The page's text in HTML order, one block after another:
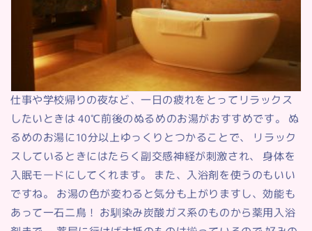
仕事や学校帰りの夜など、一日の疲れをとってリラックス
したいときは 40℃前後のぬるめのお湯がおすすめです。 ぬ
るめのお湯に10分以上ゆっくりとつかることで、 リラック
スしているときにはたらく副交感神経が刺激され、 身体を
入眠モードにしてくれます。 また、入浴剤を使うのもいい
ですね。 お湯の色が変わると気分も上がりますし、効能も
あって一石二鳥！ お馴染み炭酸ガス系のものから薬用入浴